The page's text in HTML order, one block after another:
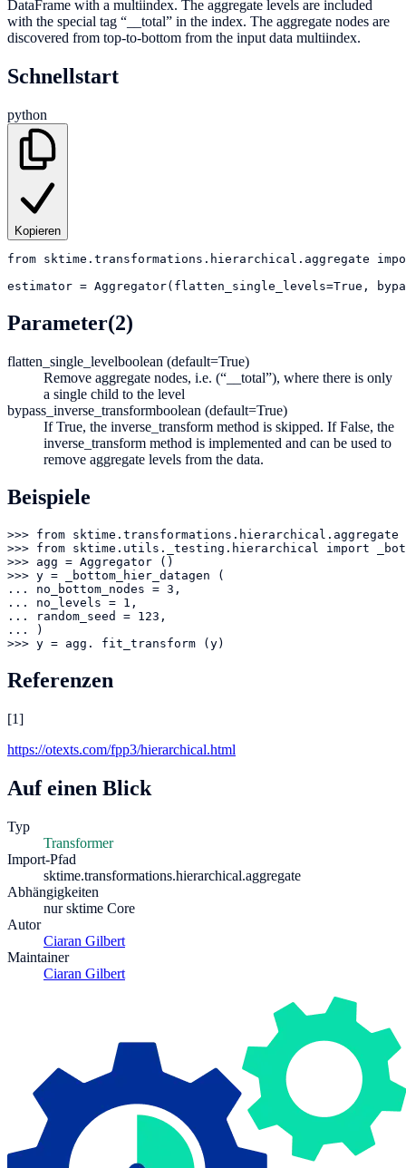
DataFrame with a multiindex. The aggregate levels are included
with the special tag “__total” in the index. The aggregate nodes are
discovered from top-to-bottom from the input data multiindex.
Schnellstart
python
Kopieren
from sktime.transformations.hierarchical.aggregate
estimator = Aggregator(flatten_single_levels=True,
Parameter(2)
flatten_single_levelboolean (default=True)
Remove aggregate nodes, i.e. (“__total”), where there is only
a single child to the level
bypass_inverse_transformboolean (default=True)
If True, the inverse_transform method is skipped. If False, the
inverse_transform method is implemented and can be used to
remove aggregate levels from the data.
Beispiele
>>> from sktime.transformations.hierarchical.aggregate
>>> from sktime.utils._testing.hierarchical import
>>> agg = Aggregator ()
>>> y = _bottom_hier_datagen (
... no_bottom_nodes = 3,
... no_levels = 1,
... random_seed = 123,
... )
>>> y = agg. fit_transform (y)
Referenzen
[1]
https://otexts.com/fpp3/hierarchical.html
Auf einen Blick
Typ
Transformer
Import-Pfad
sktime.transformations.hierarchical.aggregate
Abhängigkeiten
nur sktime Core
Autor
Ciaran Gilbert
Maintainer
Ciaran Gilbert